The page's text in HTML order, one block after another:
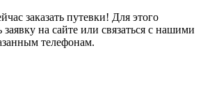
заказать путевки! Для этого
заявку на сайте или связаться с нашими
телефонам.